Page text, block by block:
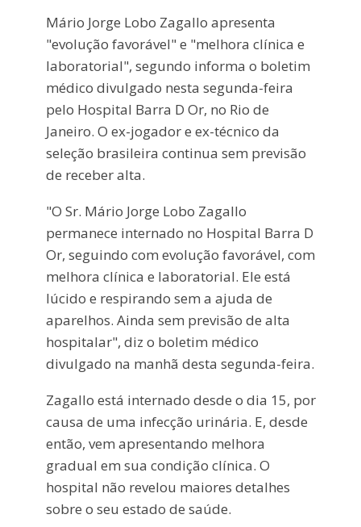
Mário Jorge Lobo Zagallo apresenta
"evolução favorável" e "melhora clínica e
laboratorial", segundo informa o boletim
médico divulgado nesta segunda-feira
pelo Hospital Barra D Or, no Rio de
Janeiro. O ex-jogador e ex-técnico da
seleção brasileira continua sem previsão
de receber alta.
"O Sr. Mário Jorge Lobo Zagallo
permanece internado no Hospital Barra D
Or, seguindo com evolução favorável, com
melhora clínica e laboratorial. Ele está
lúcido e respirando sem a ajuda de
aparelhos. Ainda sem previsão de alta
hospitalar", diz o boletim médico
divulgado na manhã desta segunda-feira.
Zagallo está internado desde o dia 15, por
causa de uma infecção urinária. E, desde
então, vem apresentando melhora
gradual em sua condição clínica. O
hospital não revelou maiores detalhes
sobre o seu estado de saúde.